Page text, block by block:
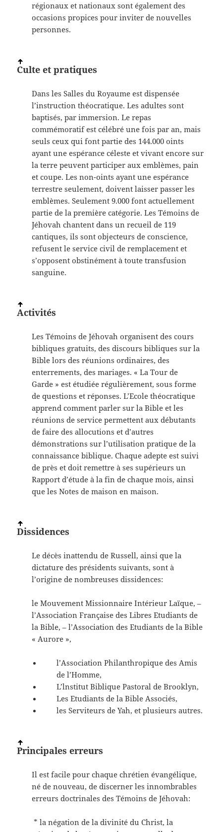
régionaux et nationaux sont également des
occasions propices pour inviter de nouvelles
personnes.
Culte et pratiques
Dans les Salles du Royaume est dispensée
l’instruction théocratique. Les adultes sont
baptisés, par immersion. Le repas
commémoratif est célébré une fois par an, mais
seuls ceux qui font partie des 144.000 oints
ayant une espérance céleste et vivant encore sur
la terre peuvent participer aux emblèmes, pain
et coupe. Les non-oints ayant une espérance
terrestre seulement, doivent laisser passer les
emblèmes. Seulement 9.000 font actuellement
partie de la première catégorie. Les Témoins de
Jéhovah chantent dans un recueil de 119
cantiques, ils sont objecteurs de conscience,
refusent le service civil de remplacement et
s’opposent obstinément à toute transfusion
sanguine.
Activités
Les Témoins de Jéhovah organisent des cours
bibliques gratuits, des discours bibliques sur la
Bible lors des réunions ordinaires, des
enterrements, des mariages. « La Tour de
Garde » est étudiée régulièrement, sous forme
de questions et réponses. L’Ecole théocratique
apprend comment parler sur la Bible et les
réunions de service permettent aux débutants
de faire des allocutions et d’autres
démonstrations sur l’utilisation pratique de la
connaissance biblique. Chaque adepte est suivi
de près et doit remettre à ses supérieurs un
Rapport d’étude à la fin de chaque mois, ainsi
que les Notes de maison en maison.
Dissidences
Le décès inattendu de Russell, ainsi que la
dictature des présidents suivants, sont à
l’origine de nombreuses dissidences:
le Mouvement Missionnaire Intérieur Laïque, –
l’Association Française des Libres Etudiants de
la Bible, – l’Association des Etudiants de la Bible
« Aurore »,
l’Association Philanthropique des Amis
de l’Homme,
L’lnstitut Biblique Pastoral de Brooklyn,
Les Etudiants de la Bible Associés,
les Serviteurs de Yah, et plusieurs autres.
Principales erreurs
Il est facile pour chaque chrétien évangélique,
né de nouveau, de discerner les innombrables
erreurs doctrinales des Témoins de Jéhovah:
* la négation de la divinité du Christ, la